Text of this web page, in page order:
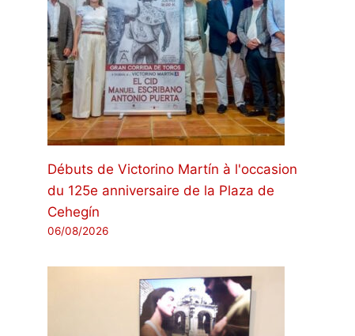
Débuts de Victorino Martín à l'occasion
du 125e anniversaire de la Plaza de
Cehegín
06/08/2026